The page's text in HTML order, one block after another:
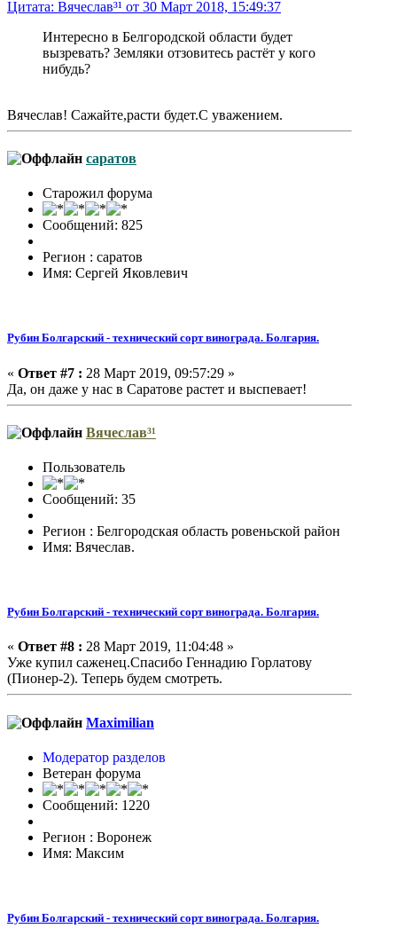
Цитата: Вячеслав³¹ от 30 Март 2018, 15:49:37
Интересно в Белгородской области будет
вызревать? Земляки отзовитесь растёт у кого
нибудь?
Вячеслав! Сажайте,расти будет.С уважением.
саратов
Старожил форума
Сообщений: 825
Регион : саратов
Имя: Сергей Яковлевич
Рубин Болгарский - технический сорт винограда. Болгария.
« Ответ #7 : 28 Март 2019, 09:57:29 »
Да, он даже у нас в Саратове растет и выспевает!
Вячеслав³¹
Пользователь
Сообщений: 35
Регион : Белгородская область ровеньской район
Имя: Вячеслав.
Рубин Болгарский - технический сорт винограда. Болгария.
« Ответ #8 : 28 Март 2019, 11:04:48 »
Уже купил саженец.Спасибо Геннадию Горлатову
(Пионер-2). Теперь будем смотреть.
Maximilian
Модератор разделов
Ветеран форума
Сообщений: 1220
Регион : Воронеж
Имя: Максим
Рубин Болгарский - технический сорт винограда. Болгария.